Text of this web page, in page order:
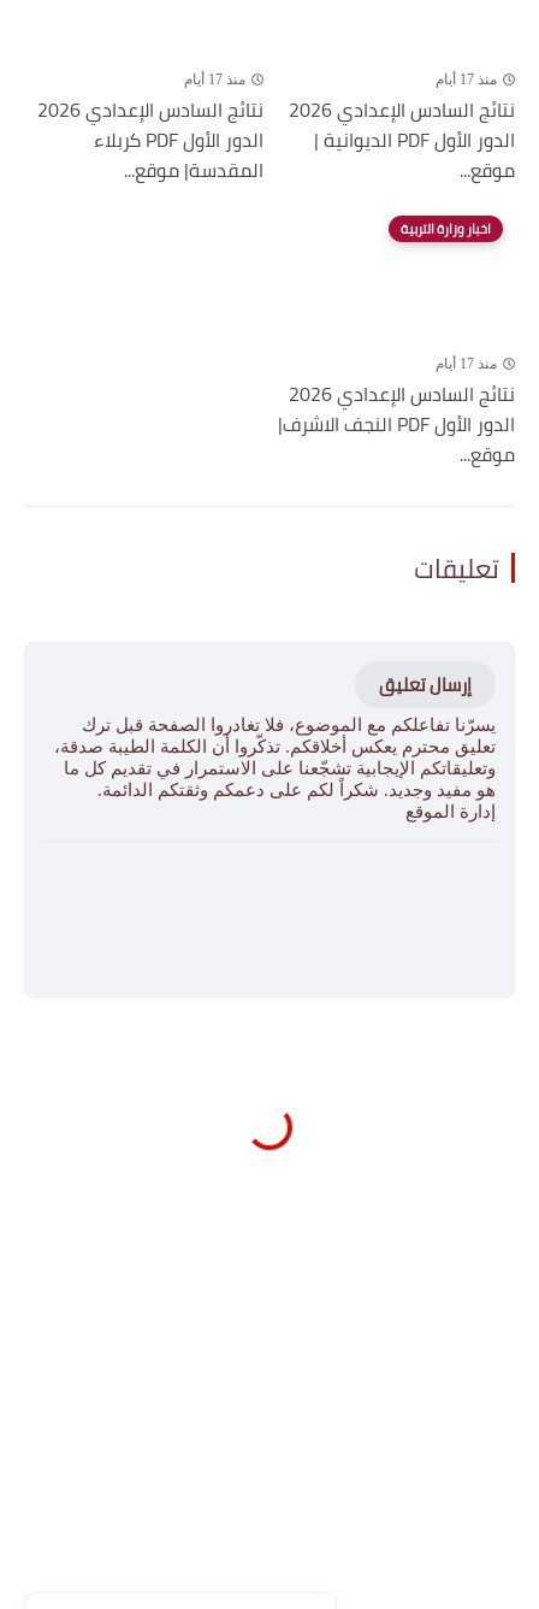
منذ 17 أيام
نتائج السادس الإعدادي 2026
الدور الأول PDF الديوانية |
موقع...
منذ 17 أيام
نتائج السادس الإعدادي 2026
الدور الأول PDF كربلاء
المقدسة| موقع...
اخبار وزارة التربية
منذ 17 أيام
نتائج السادس الإعدادي 2026
الدور الأول PDF النجف الاشرف|
موقع...
تعليقات
إرسال تعليق
يسرّنا تفاعلكم مع الموضوع، فلا تغادروا الصفحة قبل ترك
تعليق محترم يعكس أخلاقكم. تذكّروا أن الكلمة الطيبة صدقة،
وتعليقاتكم الإيجابية تشجّعنا على الاستمرار في تقديم كل ما
هو مفيد وجديد. شكراً لكم على دعمكم وثقتكم الدائمة.
إدارة الموقع